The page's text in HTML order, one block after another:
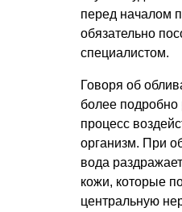
перед началом
обязательно
специалистом.
Говоря об
более подробно
процесс
организм. При
вода
кожи, которые
центральную